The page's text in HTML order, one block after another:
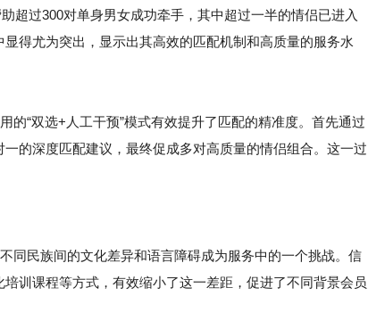
超过300对单身男女成功牵手，其中超过一半的情侣已进入
得尤为突出，显示出其高效的匹配机制和高质量的服务水
“双选+人工干预”模式有效提升了匹配的精准度。首先通过
的深度匹配建议，最终促成多对高质量的情侣组合。这一过
同民族间的文化差异和语言障碍成为服务中的一个挑战。信
训课程等方式，有效缩小了这一差距，促进了不同背景会员